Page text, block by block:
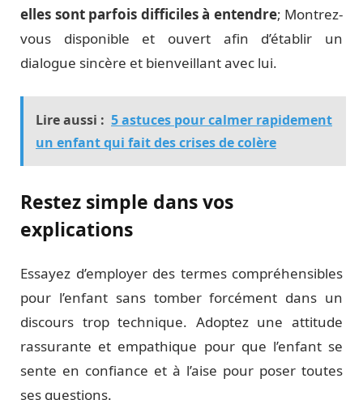
elles sont parfois difficiles à entendre; Montrez-
vous disponible et ouvert afin d’établir un
dialogue sincère et bienveillant avec lui.
Lire aussi : 5 astuces pour calmer rapidement
un enfant qui fait des crises de colère
Restez simple dans vos
explications
Essayez d’employer des termes compréhensibles
pour l’enfant sans tomber forcément dans un
discours trop technique. Adoptez une attitude
rassurante et empathique pour que l’enfant se
sente en confiance et à l’aise pour poser toutes
ses questions.